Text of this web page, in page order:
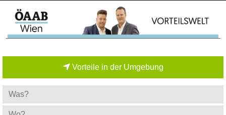
Vorteile in der Umgebung